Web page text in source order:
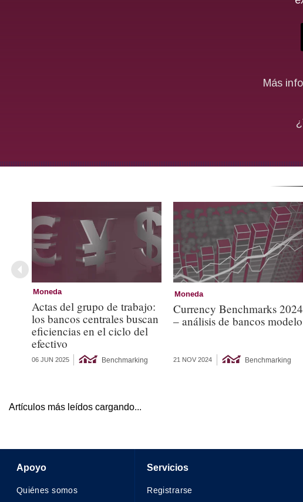
Moneda
Actas del grupo de trabajo:
los bancos centrales buscan
eficiencias en el ciclo del
efectivo
06 JUN 2025 Benchmarking
Moneda
Currency Benchmarks 2024
– análisis de bancos modelo
21 NOV 2024 Benchmarking
Artículos más leídos cargando...
Apoyo
Quiénes somos
Servicios
Registrarse